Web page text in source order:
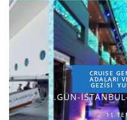
CRUISE
ADALARI
GEZİSİ
1.GÜN-
11